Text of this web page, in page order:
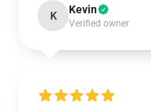
K Kevin
Verified owner